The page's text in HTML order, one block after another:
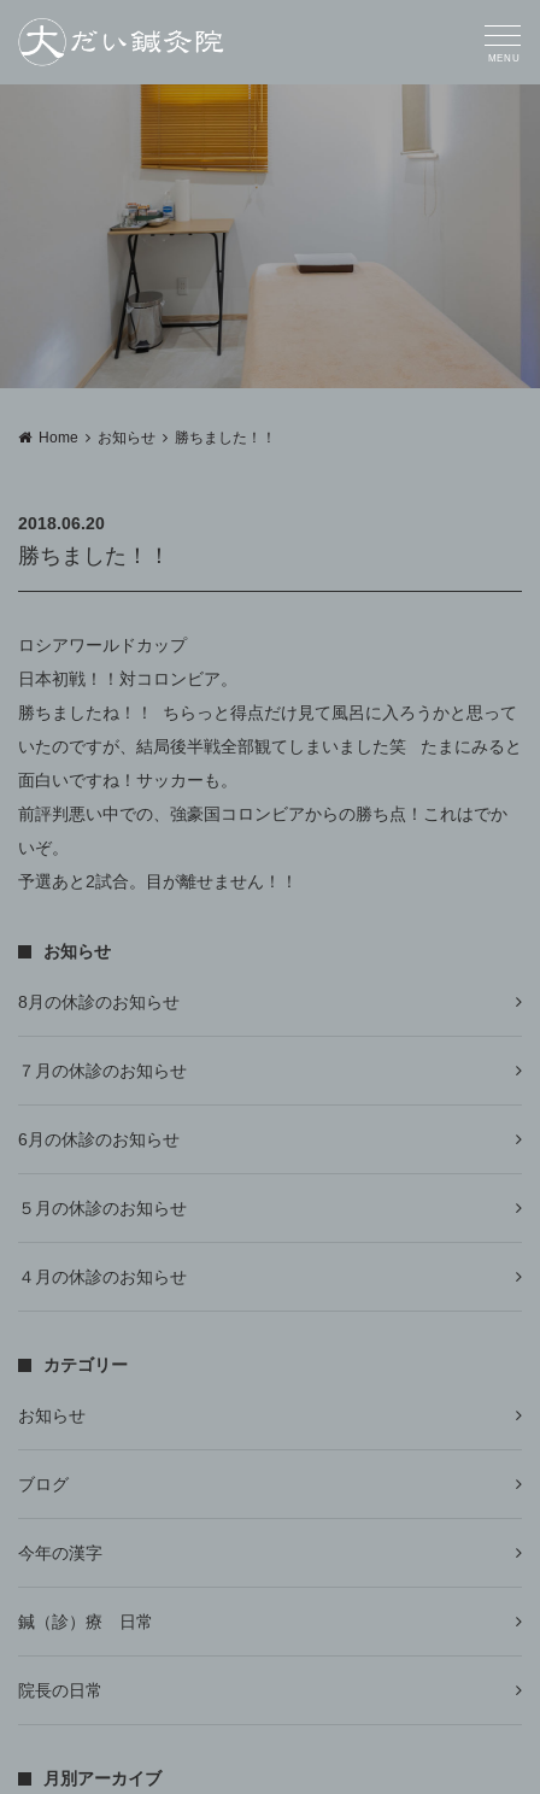
MENU
Home お知らせ 勝ちました！！
2018.06.20
勝ちました！！
ロシアワールドカップ
日本初戦！！対コロンビア。
勝ちましたね！！ ちらっと得点だけ見て風呂に入ろうかと思って
いたのですが、結局後半戦全部観てしまいました笑 たまにみると
面白いですね！サッカーも。
前評判悪い中での、強豪国コロンビアからの勝ち点！これはでか
いぞ。
予選あと2試合。目が離せません！！
お知らせ
8月の休診のお知らせ
７月の休診のお知らせ
6月の休診のお知らせ
５月の休診のお知らせ
４月の休診のお知らせ
カテゴリー
お知らせ
ブログ
今年の漢字
鍼（診）療 日常
院長の日常
月別アーカイブ